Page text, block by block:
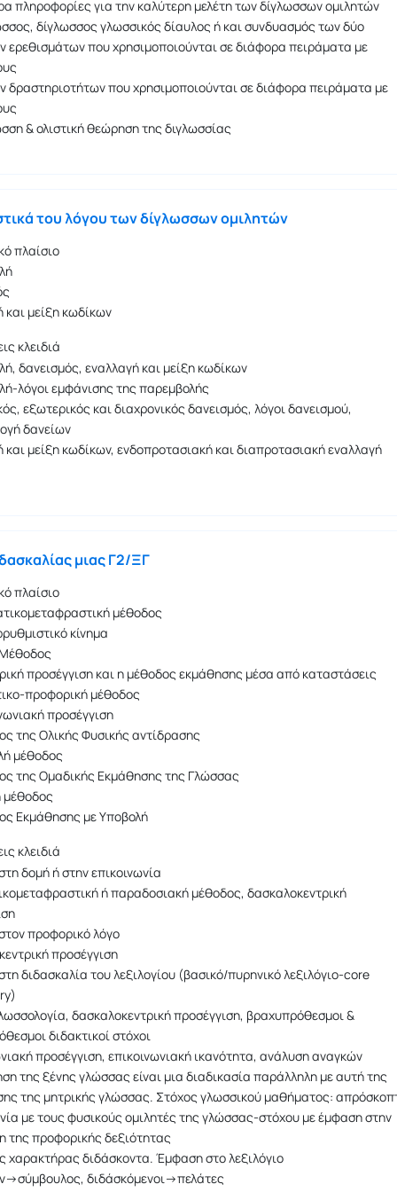
πληροφορίες για την καλύτερη μελέτη των δίγλωσσων ομιλητών
δίγλωσσος γλωσσικός δίαυλος ή και συνδυασμός των δύο
ερεθισμάτων που χρησιμοποιούνται σε διάφορα πειράματα με
δραστηριοτήτων που χρησιμοποιούνται σε διάφορα πειράματα με
& ολιστική θεώρηση της διγλωσσίας
του λόγου των δίγλωσσων ομιλητών
πλαίσιο
και μείξη κωδίκων
κλειδιά
δανεισμός, εναλλαγή και μείξη κωδίκων
λόγοι εμφάνισης της παρεμβολής
εξωτερικός και διαχρονικός δανεισμός, λόγοι δανεισμού,
δανείων
και μείξη κωδίκων, ενδοπροτασιακή και διαπροτασιακή εναλλαγή
μιας Γ2/ΞΓ
πλαίσιο
μέθοδος
κίνημα
προσέγγιση και η μέθοδος εκμάθησης μέσα από καταστάσεις
προφορική μέθοδος
προσέγγιση
της Ολικής Φυσικής αντίδρασης
μέθοδος
της Ομαδικής Εκμάθησης της Γλώσσας
μέθοδος
Εκμάθησης με Υποβολή
κλειδιά
δομή ή στην επικοινωνία
ή παραδοσιακή μέθοδος, δασκαλοκεντρική
προφορικό λόγο
προσέγγιση
διδασκαλία του λεξιλογίου (βασικό/πυρηνικό λεξιλόγιο-core
δασκαλοκεντρική προσέγγιση, βραχυπρόθεσμοι &
διδακτικοί στόχοι
προσέγγιση, επικοινωνιακή ικανότητα, ανάλυση αναγκών
της ξένης γλώσσας είναι μια διαδικασία παράλληλη με αυτή της
της μητρικής γλώσσας. Στόχος γλωσσικού μαθήματος:
με τους φυσικούς ομιλητές της γλώσσας-στόχου με έμφαση στην
της προφορικής δεξιότητας
χαρακτήρας διδάσκοντα. Έμφαση στο λεξιλόγιο
διδάσκόμενοι→πελάτες